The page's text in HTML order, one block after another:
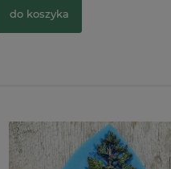
do koszyka